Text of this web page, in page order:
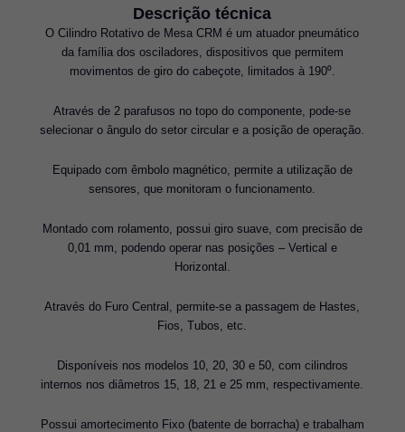
Descrição técnica
O Cilindro Rotativo de Mesa CRM é um atuador pneumático
da família dos osciladores, dispositivos que permitem
movimentos de giro do cabeçote, limitados à 190⁰.
Através de 2 parafusos no topo do componente, pode-se
selecionar o ângulo do setor circular e a posição de operação.
Equipado com êmbolo magnético, permite a utilização de
sensores, que monitoram o funcionamento.
Montado com rolamento, possui giro suave, com precisão de
0,01 mm, podendo operar nas posições – Vertical e
Horizontal.
Através do Furo Central, permite-se a passagem de Hastes,
Fios, Tubos, etc.
Disponíveis nos modelos 10, 20, 30 e 50, com cilindros
internos nos diâmetros 15, 18, 21 e 25 mm, respectivamente.
Possui amortecimento Fixo (batente de borracha) e trabalham